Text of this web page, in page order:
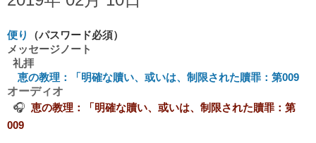
便り
（パスワード必須）
メッセージノート
礼拝
恵の教理：「明確な贖い、或いは、制限された贖罪：第009
オーディオ
🎧 恵の教理：「明確な贖い、或いは、制限された贖罪：第
009